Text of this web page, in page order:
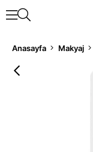
Anasayfa Makyaj